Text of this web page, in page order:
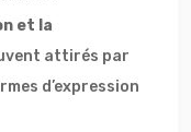
et la
attirés par
d’expression